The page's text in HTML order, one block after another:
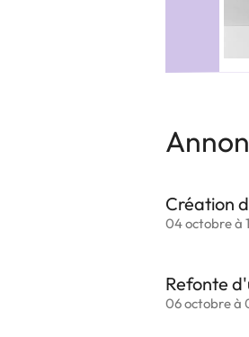
Création
04 octobre à
Refonte
06 octobre à